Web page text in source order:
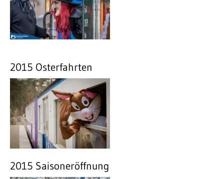
2015 Osterfahrten
2015 Saisoneröffnung